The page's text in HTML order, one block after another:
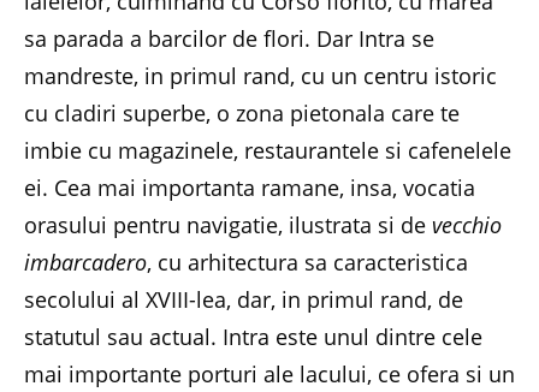
sa parada a barcilor de flori. Dar Intra se
mandreste, in primul rand, cu un centru istoric
cu cladiri superbe, o zona pietonala care te
imbie cu magazinele, restaurantele si cafenelele
ei. Cea mai importanta ramane, insa, vocatia
orasului pentru navigatie, ilustrata si de vecchio
imbarcadero, cu arhitectura sa caracteristica
secolului al XVIII-lea, dar, in primul rand, de
statutul sau actual. Intra este unul dintre cele
mai importante porturi ale lacului, ce ofera si un